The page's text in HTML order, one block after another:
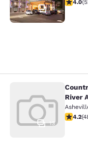
11
4.0(
Country Inn
13
River
4.234.2(